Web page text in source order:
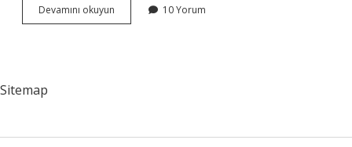
Devamını okuyun
Ekim
10 Yorum
Sitemap